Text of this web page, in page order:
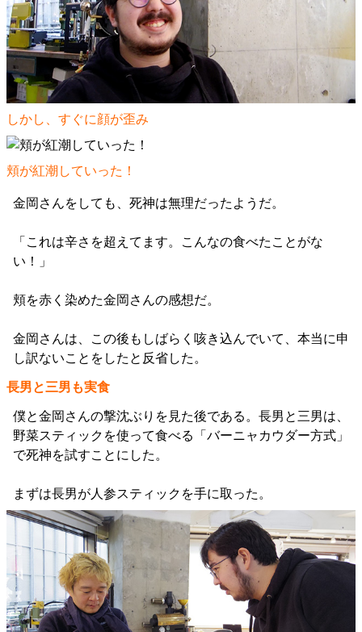
しかし、すぐに顔が歪み
頬が紅潮していった！
金岡さんをしても、死神は無理だったようだ。
「これは辛さを超えてます。こんなの食べたことがな
い！」
頬を赤く染めた金岡さんの感想だ。
金岡さんは、この後もしばらく咳き込んでいて、本当に申
し訳ないことをしたと反省した。
長男と三男も実食
僕と金岡さんの撃沈ぶりを見た後である。長男と三男は、
野菜スティックを使って食べる「バーニャカウダー方式」
で死神を試すことにした。
まずは長男が人参スティックを手に取った。